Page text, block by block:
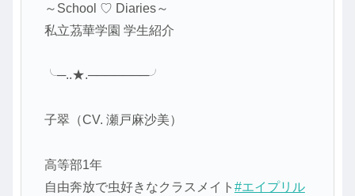
～School ♡ Diaries～
私立茘華学園 学生紹介
╰─..★.───────╯
子翠（CV. 瀬戸麻沙美）
高等部1年
自由奔放で虫好きなクラスメイト #エイプリル